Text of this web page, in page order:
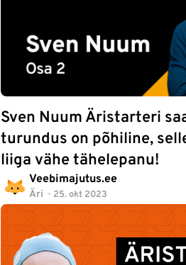
Sven Nuum Äristarteri
turundus on põhiline,
liiga vähe tähelepanu!
Veebimajutus.ee
Äri 25. okt 2023